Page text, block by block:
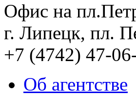
Офис на
г. Липецк, пл.
+7 (4742) 47-
Об агентстве